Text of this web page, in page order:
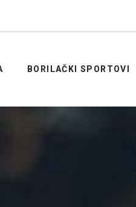
BORILAČKI SPORTOVI